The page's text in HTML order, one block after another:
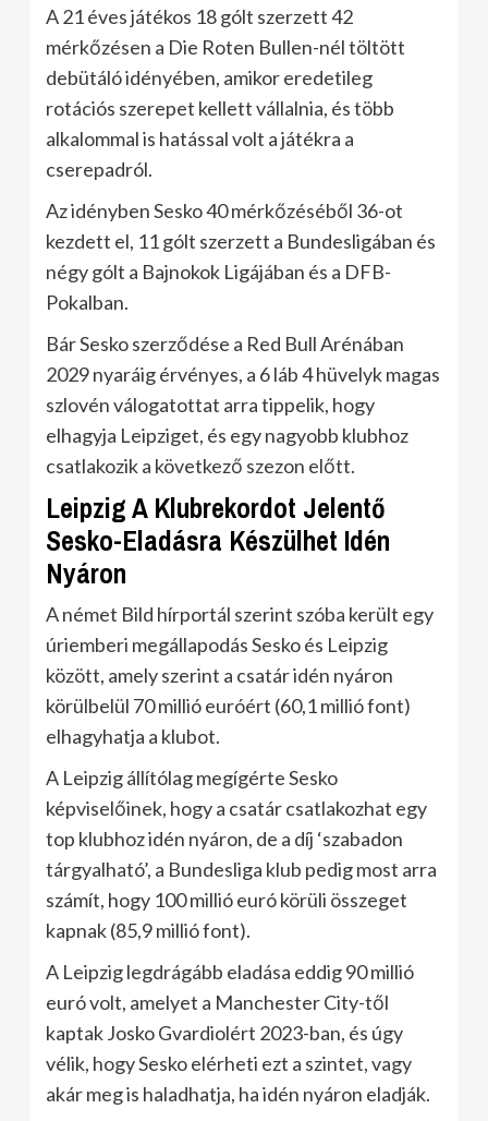
A 21 éves játékos 18 gólt szerzett 42
mérkőzésen a Die Roten Bullen-nél töltött
debütáló idényében, amikor eredetileg
rotációs szerepet kellett vállalnia, és több
alkalommal is hatással volt a játékra a
cserepadról.
Az idényben Sesko 40 mérkőzéséből 36-ot
kezdett el, 11 gólt szerzett a Bundesligában és
négy gólt a Bajnokok Ligájában és a DFB-
Pokalban.
Bár Sesko szerződése a Red Bull Arénában
2029 nyaráig érvényes, a 6 láb 4 hüvelyk magas
szlovén válogatottat arra tippelik, hogy
elhagyja Leipziget, és egy nagyobb klubhoz
csatlakozik a következő szezon előtt.
Leipzig A Klubrekordot Jelentő
Sesko-Eladásra Készülhet Idén
Nyáron
A német Bild hírportál szerint szóba került egy
úriemberi megállapodás Sesko és Leipzig
között, amely szerint a csatár idén nyáron
körülbelül 70 millió euróért (60,1 millió font)
elhagyhatja a klubot.
A Leipzig állítólag megígérte Sesko
képviselőinek, hogy a csatár csatlakozhat egy
top klubhoz idén nyáron, de a díj ‘szabadon
tárgyalható’, a Bundesliga klub pedig most arra
számít, hogy 100 millió euró körüli összeget
kapnak (85,9 millió font).
A Leipzig legdrágább eladása eddig 90 millió
euró volt, amelyet a Manchester City-től
kaptak Josko Gvardiolért 2023-ban, és úgy
vélik, hogy Sesko elérheti ezt a szintet, vagy
akár meg is haladhatja, ha idén nyáron eladják.